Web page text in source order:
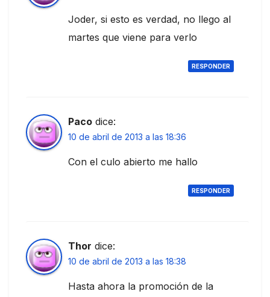
Joder, si esto es verdad, no llego al
martes que viene para verlo
RESPONDER
Paco dice:
10 de abril de 2013 a las 18:36
Con el culo abierto me hallo
RESPONDER
Thor dice:
10 de abril de 2013 a las 18:38
Hasta ahora la promoción de la